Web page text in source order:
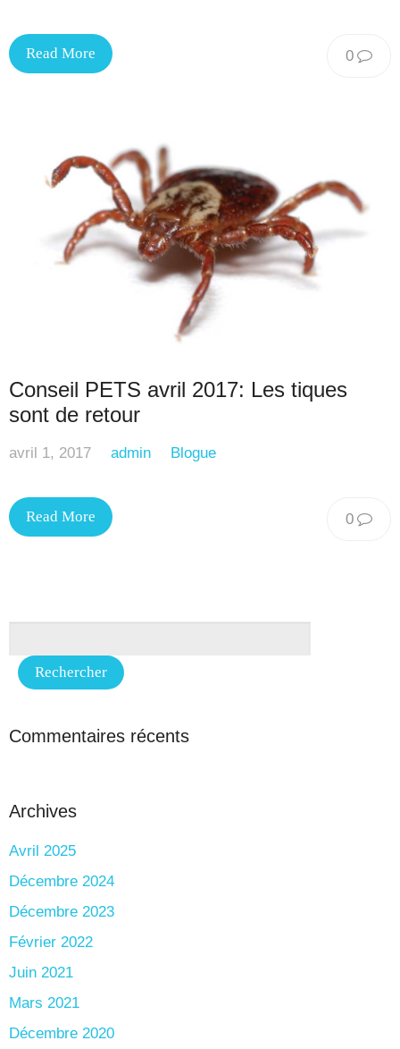
0
Read More
Conseil PETS avril 2017: Les tiques
sont de retour
avril 1, 2017 admin Blogue
0
Read More
Commentaires récents
Archives
Avril 2025
Décembre 2024
Décembre 2023
Février 2022
Juin 2021
Mars 2021
Décembre 2020